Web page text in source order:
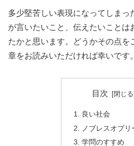
多少堅苦しい表現になってしまっ
が言いたいこと、伝えたいことは
たかと思います。どうかその点を
章をお読みいただければ幸いです。
目次
良い社会
ノブレスオブリ
学問のすすめ